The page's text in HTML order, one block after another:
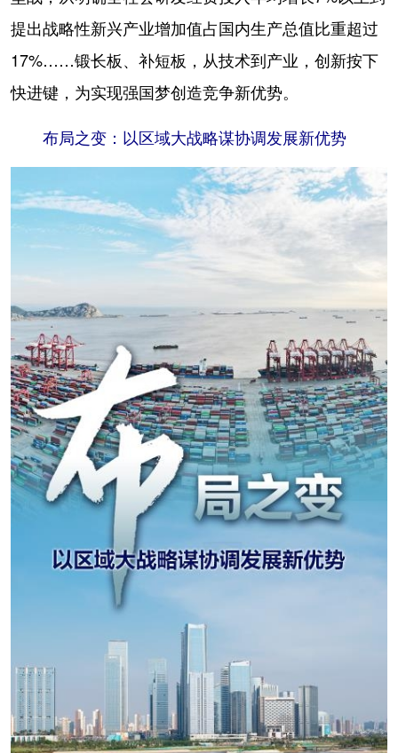
提出战略性新兴产业增加值占国内生产总值比重超过
17%……锻长板、补短板，从技术到产业，创新按下
快进键，为实现强国梦创造竞争新优势。
布局之变：以区域大战略谋协调发展新优势